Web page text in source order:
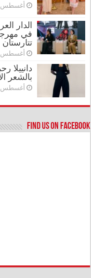
أغسطس 6,
الدار
في
تتارستان
أغسطس 5,
دانييلا
بالشعر
أغسطس 5,
Find us on Facebook